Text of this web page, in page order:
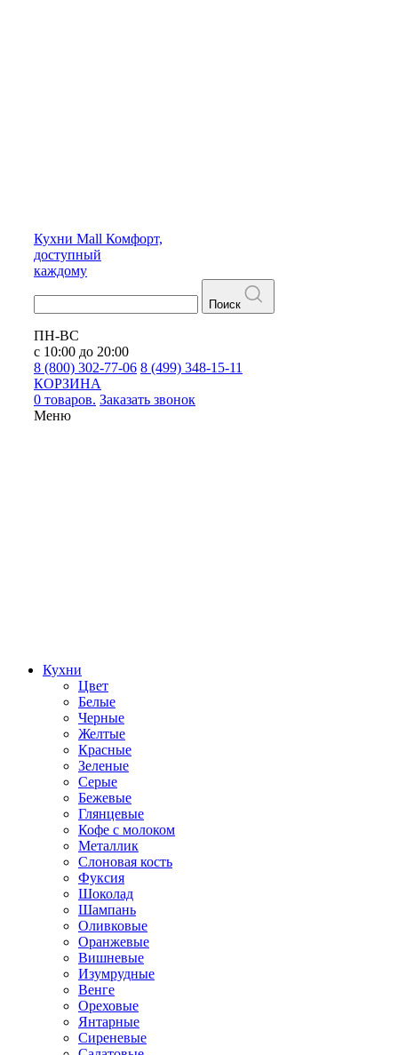
Кухни Mall Комфорт,
доступный
каждому
Поиск
ПН-ВС
с 10:00 до 20:00
8 (800) 302-77-06 8 (499) 348-15-11
КОРЗИНА
0 товаров. Заказать звонок
Меню
Кухни
Цвет
Белые
Черные
Желтые
Красные
Зеленые
Серые
Бежевые
Глянцевые
Кофе с молоком
Металлик
Слоновая кость
Фуксия
Шоколад
Шампань
Оливковые
Оранжевые
Вишневые
Изумрудные
Венге
Ореховые
Янтарные
Сиреневые